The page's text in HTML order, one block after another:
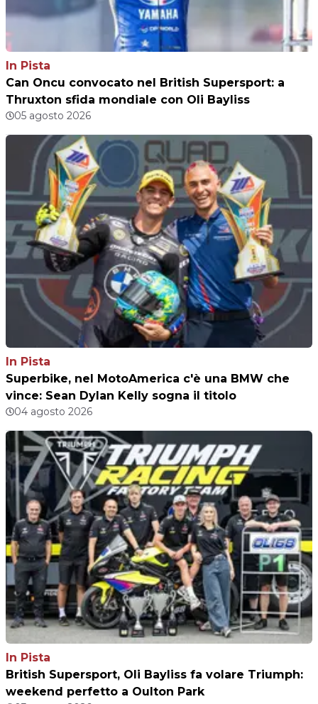
In Pista
Can Oncu convocato nel British Supersport: a
Thruxton sfida mondiale con Oli Bayliss
05 agosto 2026
In Pista
Superbike, nel MotoAmerica c'è una BMW che
vince: Sean Dylan Kelly sogna il titolo
04 agosto 2026
In Pista
British Supersport, Oli Bayliss fa volare Triumph:
weekend perfetto a Oulton Park